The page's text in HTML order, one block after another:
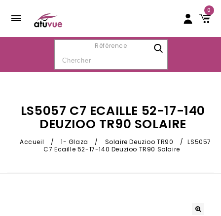
0
Référence
LS5057 C7 ECAILLE 52-17-140
DEUZIOO TR90 SOLAIRE
Accueil / 1- Glaza / Solaire Deuzioo TR90 /
LS5057
C7 Ecaille 52-17-140 Deuzioo TR90 Solaire